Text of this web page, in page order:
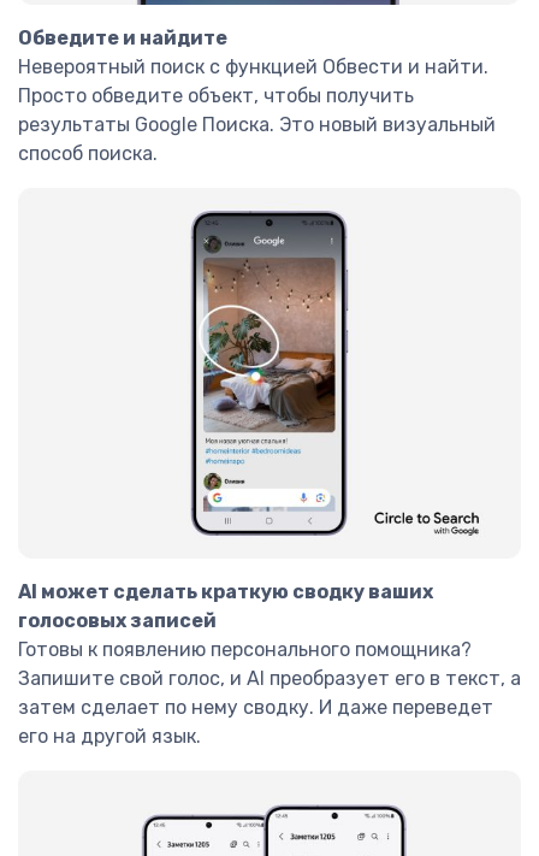
Обведите и найдите
Невероятный поиск с функцией Обвести и найти.
Просто обведите объект, чтобы получить
результаты Google Поиска. Это новый визуальный
способ поиска.
AI может сделать краткую сводку ваших
голосовых записей
Готовы к появлению персонального помощника?
Запишите свой голос, и AI преобразует его в текст, а
затем сделает по нему сводку. И даже переведет
его на другой язык.